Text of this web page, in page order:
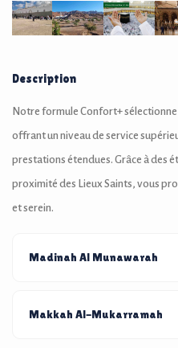
Description
Notre formule Confort+
offrant un niveau de service
prestations étendues. Grâce à des
proximité des Lieux Saints, vous
et serein.
Madinah Al Munawarah
Makkah Al-Mukarramah